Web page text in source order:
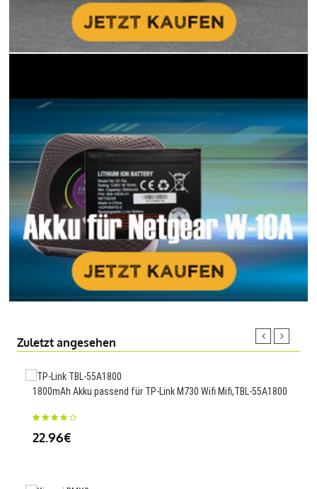
Zuletzt angesehen
1800mAh Akku passend für TP-Link M730 Wifi Mifi,TBL-55A1800
22.96€